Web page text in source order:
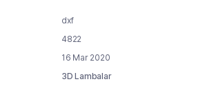
dxf
4822
16 Mar 2020
3D Lambalar